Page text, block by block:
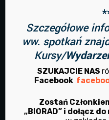
Ostatnie artykuły
08 kwi 2026
Program działalności na
07 mar 2025
Szczegółowe
ww. spotkań
Kursy/
SZUKAJCIE NAS
Facebook
Zostań
„BIORAD” i dołącz do